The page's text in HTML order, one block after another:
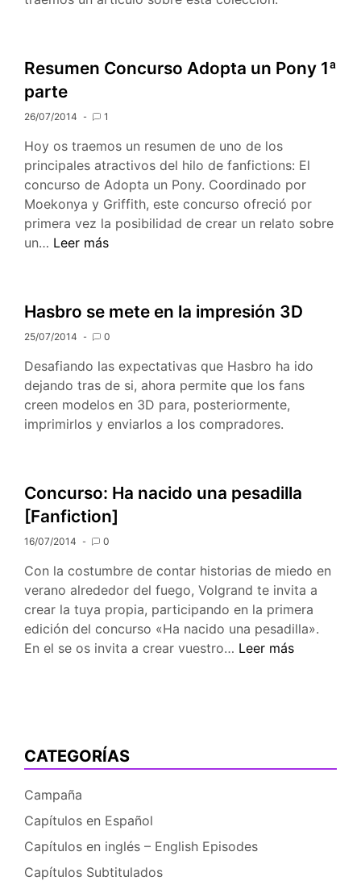
Resumen Concurso Adopta un Pony 1ª
parte
26/07/2014 1
Hoy os traemos un resumen de uno de los
principales atractivos del hilo de fanfictions: El
concurso de Adopta un Pony. Coordinado por
Moekonya y Griffith, este concurso ofreció por
primera vez la posibilidad de crear un relato sobre
un… Resumen
Pony
1ª
parte
Leer más
Hasbro se mete en la impresión 3D
25/07/2014 0
Desafiando las expectativas que Hasbro ha ido
dejando tras de si, ahora permite que los fans
creen modelos en 3D para, posteriormente,
imprimirlos y enviarlos a los compradores.
Concurso: Ha nacido una pesadilla
[Fanfiction]
16/07/2014 0
Con la costumbre de contar historias de miedo en
verano alrededor del fuego, Volgrand te invita a
crear la tuya propia, participando en la primera
edición del concurso «Ha nacido una pesadilla».
En el se os invita a crear vuestro… Concurso:
Leer más
CATEGORÍAS
Campaña
Capítulos en Español
Capítulos en inglés – English Episodes
Capítulos Subtitulados